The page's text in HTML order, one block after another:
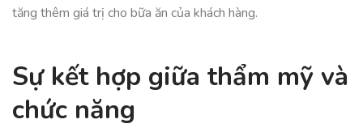
tăng thêm giá trị cho bữa ăn của khách hàng.
Sự kết hợp giữa thẩm mỹ và
chức năng